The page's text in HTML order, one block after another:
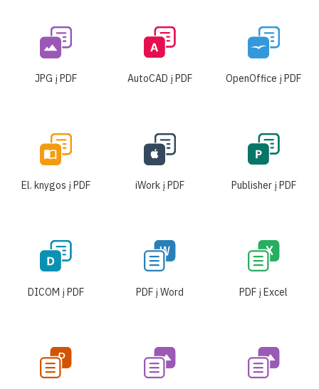
JPG į PDF AutoCAD į PDF OpenOffice į PDF
El. knygos į PDF iWork į PDF Publisher į PDF
DICOM į PDF PDF į Word PDF į Excel